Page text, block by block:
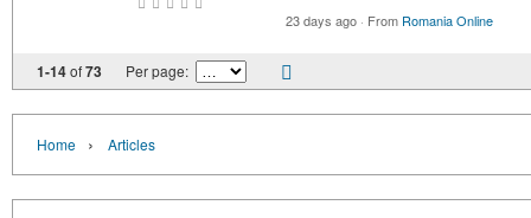
23 days ago · From Romania Online
1-14of73 Per page:
Home › Articles